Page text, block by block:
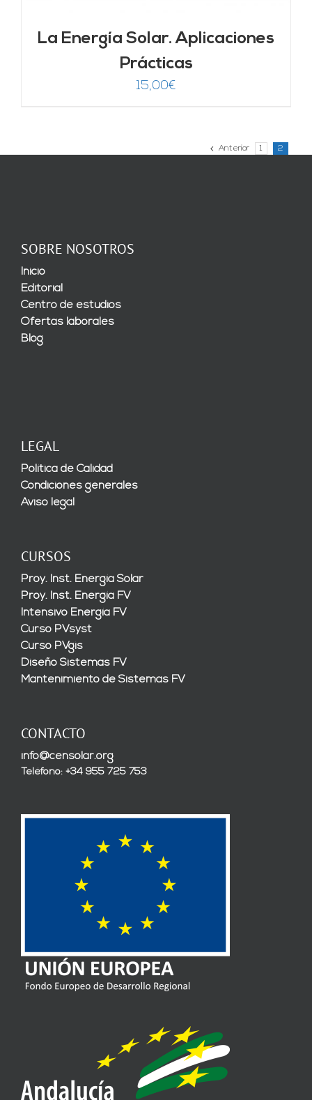
La Energía Solar. Aplicaciones
Prácticas
15,00€
Anterior 1 2
SOBRE NOSOTROS
Inicio
Editorial
Centro de estudios
Ofertas laborales
Blog
LEGAL
Política de Calidad
Condiciones generales
Aviso legal
CURSOS
Proy. Inst. Energía Solar
Proy. Inst. Energía FV
Intensivo Energía FV
Curso PVsyst
Curso PVgis
Diseño Sistemas FV
Mantenimiento de Sistemas FV
CONTACTO
info@censolar.org
Teléfono: +34 955 725 753